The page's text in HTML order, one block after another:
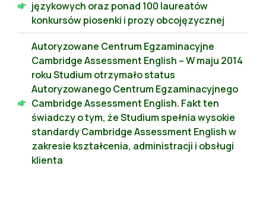
językowych oraz ponad 100 laureatów
konkursów piosenki i prozy obcojęzycznej
Autoryzowane Centrum Egzaminacyjne
Cambridge Assessment English – W maju 2014
roku Studium otrzymało status
Autoryzowanego Centrum Egzaminacyjnego
Cambridge Assessment English. Fakt ten
świadczy o tym, że Studium spełnia wysokie
standardy Cambridge Assessment English w
zakresie kształcenia, administracji i obsługi
klienta